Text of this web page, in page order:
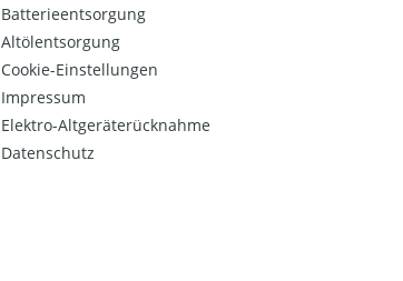
Batterieentsorgung
Altölentsorgung
Cookie-Einstellungen
Impressum
Elektro-Altgeräterücknahme
Datenschutz